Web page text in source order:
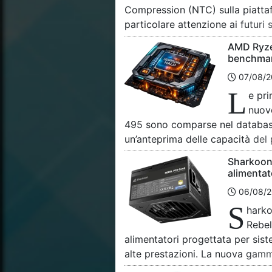
Compression (NTC) sulla
particolare attenzione ai futuri
per la prima volta durante
l’intelligenza artificiale per
memoria video nei videogiochi
più esigenti. L’obiettivo
AMD
Gorgon
07/08/
L e
495 sono comparse nel
un’anteprima delle capacità
Gorgon Halo. Il chip sarebbe
workstation mobile HP ZBook
configurata con ben 96 GB di
gaming
06/08/
S
alimentatori progettata per
alte prestazioni. La nuova
affidabilità e compatibilità con